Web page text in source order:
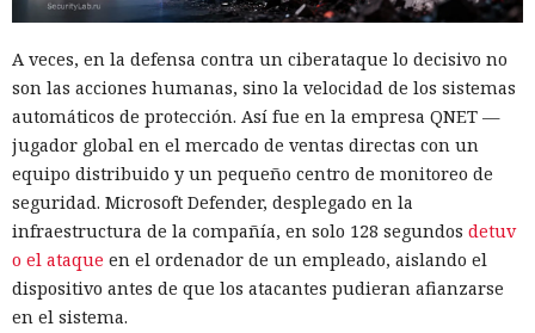
A veces, en la defensa contra un ciberataque lo decisivo no
son las acciones humanas, sino la velocidad de los sistemas
automáticos de protección. Así fue en la empresa QNET —
jugador global en el mercado de ventas directas con un
equipo distribuido y un pequeño centro de monitoreo de
seguridad. Microsoft Defender, desplegado en la
infraestructura de la compañía, en solo 128 segundos detuv
o el ataque en el ordenador de un empleado, aislando el
dispositivo antes de que los atacantes pudieran afianzarse
en el sistema.